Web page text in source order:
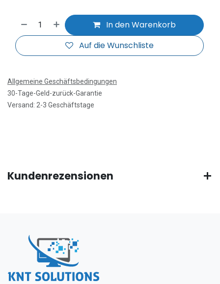
In den Warenkorb
Auf die Wunschliste
Allgemeine Geschäftsbedingungen
30-Tage-Geld-zurück-Garantie
Versand: 2-3 Geschäftstage
Kundenrezensionen